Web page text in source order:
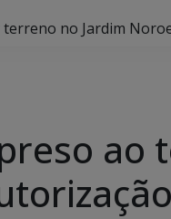
no Jardim
ao